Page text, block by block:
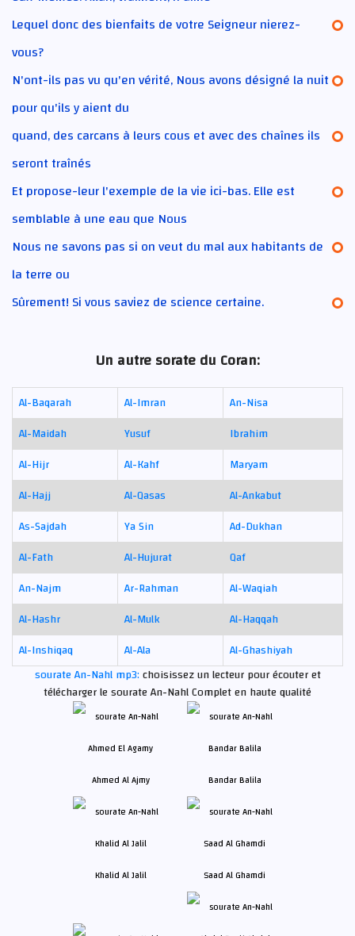
Lequel donc des bienfaits de votre Seigneur nierez-
vous?
N'ont-ils pas vu qu'en vérité, Nous avons désigné la nuit
pour qu'ils y aient du
quand, des carcans à leurs cous et avec des chaînes ils
seront traînés
Et propose-leur l'exemple de la vie ici-bas. Elle est
semblable à une eau que Nous
Nous ne savons pas si on veut du mal aux habitants de
la terre ou
Sûrement! Si vous saviez de science certaine.
Un autre sorate du Coran:
Al-Baqarah Al-Imran
An-Nisa
Al-Maidah
Yusuf
Ibrahim
Al-Hijr
Al-Kahf
Maryam
Al-Hajj
Al-Qasas
Al-Ankabut
As-Sajdah
Ya Sin
Ad-Dukhan
Al-Fath
Al-Hujurat
Qaf
An-Najm
Ar-Rahman
Al-Waqiah
Al-Hashr
Al-Mulk
Al-Haqqah
Al-Inshiqaq
Al-Ala
Al-Ghashiyah
sourate An-Nahl mp3:choisissez un lecteur pour écouter et
télécharger le sourate An-Nahl Complet en haute qualité
Ahmed Al Ajmy Bandar Balila
Khalid Al Jalil Saad Al Ghamdi